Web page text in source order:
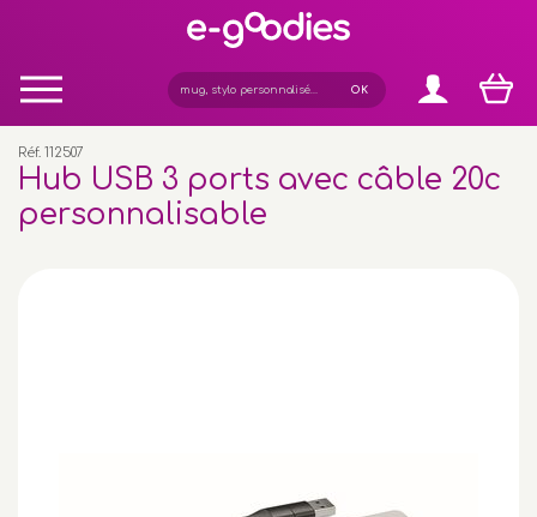
Réf. 112507
Hub USB 3 ports avec câble 20c
personnalisable